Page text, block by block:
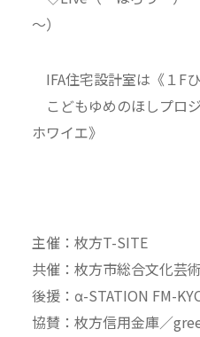
～）
IFA住宅設計室は《１F
こどもゆめのほしプロ
ホワイエ》
主催：枚方T-SITE
共催：枚方市総合文化芸
後援：α-STATION FM-
協賛：枚方信用金庫／